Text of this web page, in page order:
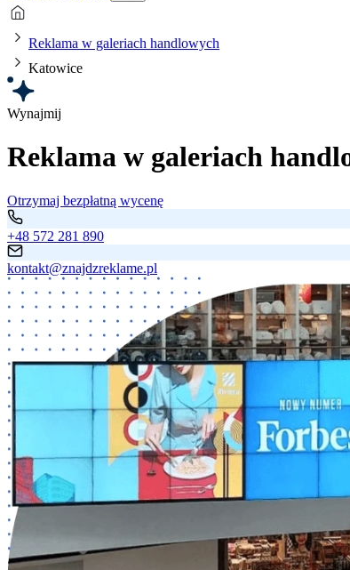
Reklama w galeriach handlowych
Katowice
Wynajmij
Reklama w galeriach
Otrzymaj bezpłatną wycenę
+48 572 281 890
kontakt@znajdzreklame.pl